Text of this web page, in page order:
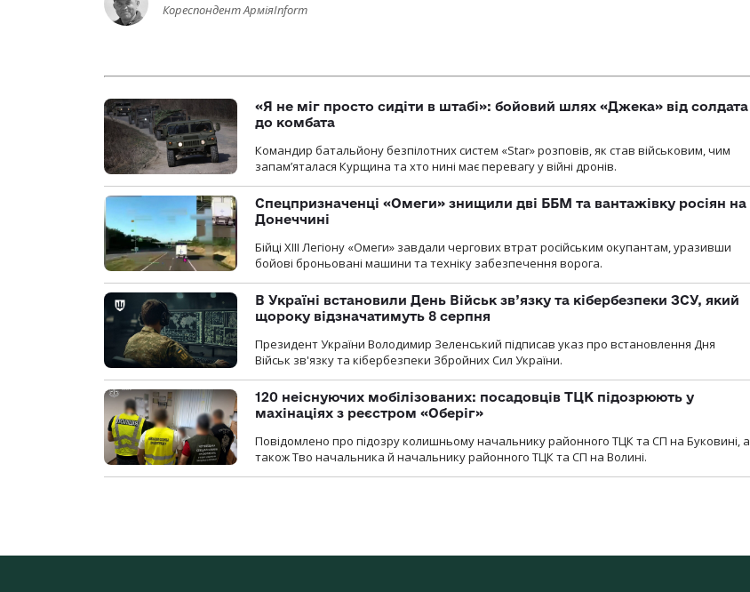
Кореспондент АрміяInform
«Я не міг просто сидіти в штабі»: бойовий шлях «Джека» від солдата
до комбата
Командир батальйону безпілотних систем «Star» розповів, як став військовим, чим
запам’яталася Курщина та хто нині має перевагу у війні дронів.
Спецпризначенці «Омеги» знищили дві ББМ та вантажівку росіян на
Донеччині
Бійці ХІІІ Легіону «Омеги» завдали чергових втрат російським окупантам, уразивши
бойові броньовані машини та техніку забезпечення ворога.
В Україні встановили День Військ зв’язку та кібербезпеки ЗСУ, який
щороку відзначатимуть 8 серпня
Президент України Володимир Зеленський підписав указ про встановлення Дня
Військ зв'язку та кібербезпеки Збройних Сил України.
120 неіснуючих мобілізованих: посадовців ТЦК підозрюють у
махінаціях з реєстром «Оберіг»
Повідомлено про підозру колишньому начальнику районного ТЦК та СП на Буковині, а
також Тво начальника й начальнику районного ТЦК та СП на Волині.